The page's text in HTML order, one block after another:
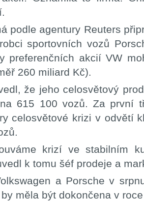
podle agentury Reuters
sportovních vozů
preferenčních akcií VW
260 miliard Kč).
že jeho celosvětový
615 100 vozů. Za první
celosvětové krizi v odvětí
krizí ve stabilním
k tomu šéf prodeje a
a Porsche v
měla být dokončena v